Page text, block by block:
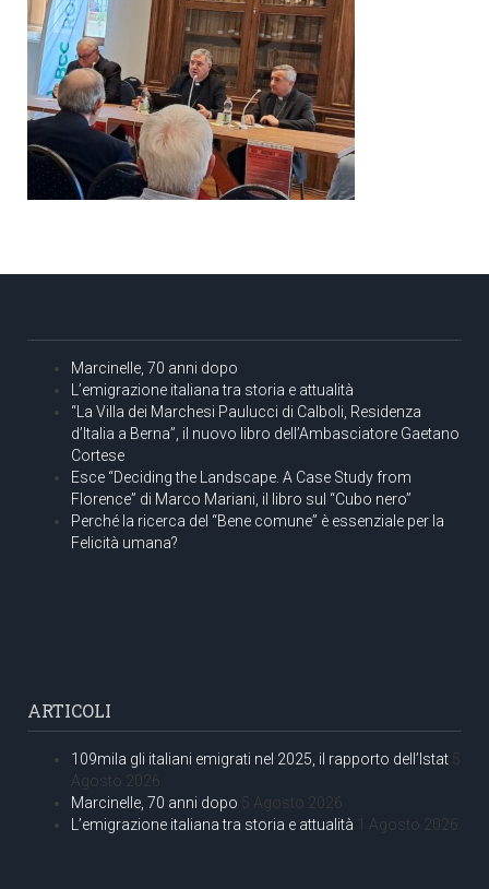
Marcinelle, 70 anni dopo
L’emigrazione italiana tra storia e attualità
“La Villa dei Marchesi Paulucci di Calboli, Residenza
d’Italia a Berna”, il nuovo libro dell’Ambasciatore Gaetano
Cortese
Esce “Deciding the Landscape. A Case Study from
Florence” di Marco Mariani, il libro sul “Cubo nero”
Perché la ricerca del “Bene comune” è essenziale per la
Felicità umana?
ARTICOLI
109mila gli italiani emigrati nel 2025, il rapporto dell’Istat 5
Agosto 2026
Marcinelle, 70 anni dopo 5 Agosto 2026
L’emigrazione italiana tra storia e attualità 1 Agosto 2026